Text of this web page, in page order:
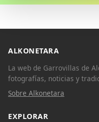
ALKONETARA
La web de Garrovillas de
fotografías, noticias y
Sobre Alkonetara
EXPLORAR